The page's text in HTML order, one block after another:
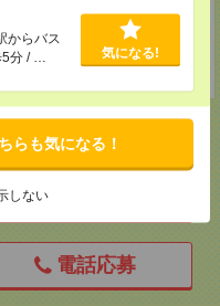
からバス
分 / …
気になる!
らも気になる！
しない
をプレゼント中★
へ
電話応募